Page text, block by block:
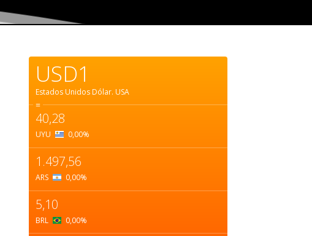
USD1
Estados Unidos Dólar. USA
=
40,28
UYU 0,00%
1.497,56
ARS 0,00%
5,10
BRL 0,00%